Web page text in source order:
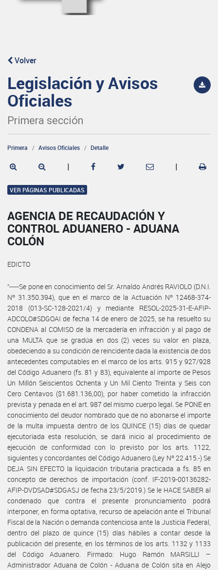
Volver
Legislación y Avisos
Oficiales
Primera sección
Primera Avisos Oficiales Detalle
| |
VER PÁGINAS PUBLICADAS
AGENCIA DE RECAUDACIÓN Y
CONTROL ADUANERO - ADUANA
COLÓN
EDICTO
“-----Se pone en conocimiento del Sr. Arnaldo Andrés RAVIOLO (D.N.I.
Nº 31.350.394), que en el marco de la Actuación Nº 12468-374-
2018 (013-SC-128-2021/4) y mediante RESOL-2025-31-E-AFIP-
ADCOLO#SDGOAI de fecha 14 de enero de 2025, se ha resuelto su
CONDENA al COMISO de la mercadería en infracción y al pago de
una MULTA que se gradúa en dos (2) veces su valor en plaza,
obedeciendo a su condición de reincidente dada la existencia de dos
antecedentes computables en el marco de los arts. 915 y 927/928
del Código Aduanero (fs. 81 y 83), equivalente al importe de Pesos
Un Millón Seiscientos Ochenta y Un Mil Ciento Treinta y Seis con
Cero Centavos ($1.681.136,00), por haber cometido la infracción
prevista y penada en el art. 987 del mismo cuerpo legal. Se PONE en
conocimiento del deudor nombrado que de no abonarse el importe
de la multa impuesta dentro de los QUINCE (15) días de quedar
ejecutoriada esta resolución, se dará inicio al procedimiento de
ejecución de conformidad con lo previsto por los arts. 1122,
siguientes y concordantes del Código Aduanero (Ley Nº 22.415.-) Se
DEJA SIN EFECTO la liquidación tributaria practicada a fs. 85 en
concepto de derechos de importación (conf. IF-2019-00136282-
AFIP-DVDSAD#SDGASJ de fecha 23/5/2019.) Se le HACE SABER al
condenado que contra el presente pronunciamiento podrá
interponer, en forma optativa, recurso de apelación ante el Tribunal
Fiscal de la Nación o demanda contenciosa ante la Justicia Federal,
dentro del plazo de quince (15) días hábiles a contar desde la
publicación del presente, en los términos de los arts. 1132 y 1133
del Código Aduanero. Firmado: Hugo Ramón MARSILLI –
Administrador Aduana de Colón - Aduana de Colón sita en Alejo